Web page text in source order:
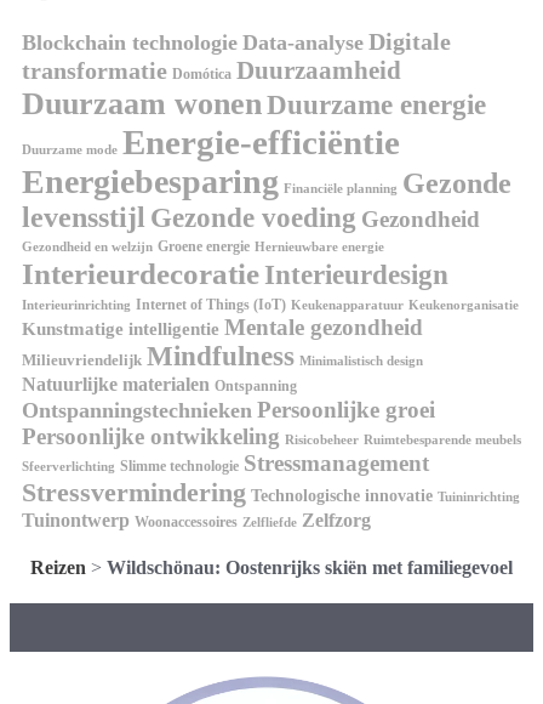
Blockchain technologie Data-analyse Digitale
transformatie Domótica Duurzaamheid
Duurzaam wonenDuurzame energie
Duurzame mode Energie-efficiëntie
Energiebesparing Financiële planning Gezonde
levensstijl Gezonde voeding Gezondheid
Gezondheid en welzijn Groene energie Hernieuwbare energie
InterieurdecoratieInterieurdesign
Interieurinrichting Internet of Things (IoT) Keukenapparatuur Keukenorganisatie
Kunstmatige intelligentie Mentale gezondheid
Milieuvriendelijk Mindfulness Minimalistisch design
Natuurlijke materialen Ontspanning
Ontspanningstechnieken Persoonlijke groei
Persoonlijke ontwikkeling Risicobeheer Ruimtebesparende meubels
Sfeerverlichting Slimme technologie Stressmanagement
Stressvermindering Technologische innovatie Tuininrichting
Tuinontwerp Woonaccessoires Zelfliefde Zelfzorg
Reizen > Wildschönau: Oostenrijks skiën met familiegevoel